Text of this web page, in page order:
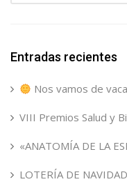
Entradas recientes
Nos vamos de
VIII Premios Salud y
«ANATOMÍA DE LA
LOTERÍA DE